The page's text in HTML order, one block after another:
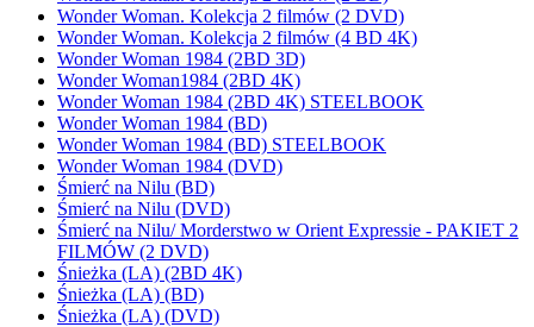
Wonder Woman. Kolekcja 2 filmów (2 DVD)
Wonder Woman. Kolekcja 2 filmów (4 BD 4K)
Wonder Woman 1984 (2BD 3D)
Wonder Woman1984 (2BD 4K)
Wonder Woman 1984 (2BD 4K) STEELBOOK
Wonder Woman 1984 (BD)
Wonder Woman 1984 (BD) STEELBOOK
Wonder Woman 1984 (DVD)
Śmierć na Nilu (BD)
Śmierć na Nilu (DVD)
Śmierć na Nilu/ Morderstwo w Orient Expressie - PAKIET 2
FILMÓW (2 DVD)
Śnieżka (LA) (2BD 4K)
Śnieżka (LA) (BD)
Śnieżka (LA) (DVD)